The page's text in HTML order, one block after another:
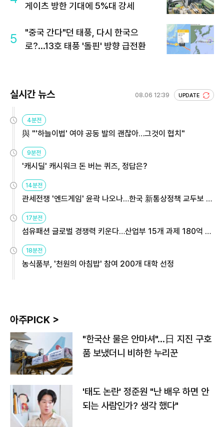
게이츠 방한 기대에 5%대 강세
5
"중국 간다"던 태풍, 다시 한국으
로?...13호 태풍 '돌핀' 방향 급전환
실시간 뉴스 08.06 12:39 UPDATE
4분전
與 "'하늘이법' 여야 공동 발의 괜찮아…그것이 협치"
9분전
'캐시딜' 캐시워크 돈 버는 퀴즈, 정답은?
14분전
관세전쟁 '엔드게임' 윤곽 나오나…한국 新통상정책 교두보 활
용해야
17분전
섬유패션 글로벌 경쟁력 키운다…산업부 15개 과제 180억 지
원
18분전
농식품부, '천원의 아침밥' 참여 200개 대학 선정
아주PICK >
"한국산 물은 안마셔"…日 지진 구호
품 보냈더니 비하한 누리꾼
'태도 논란' 정준원 "난 배우 하면 안
되는 사람인가? 생각 했다"